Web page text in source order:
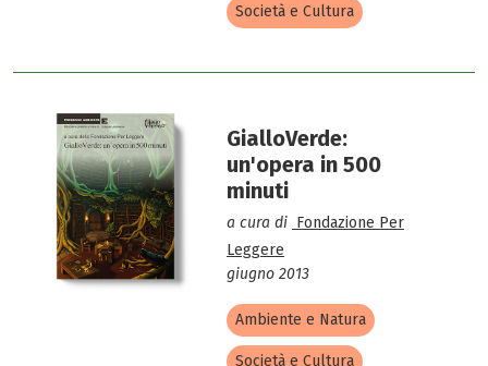
Società e Cultura
GialloVerde:
un'opera in 500
minuti
a cura di Fondazione Per
Leggere
giugno 2013
Ambiente e Natura
Società e Cultura